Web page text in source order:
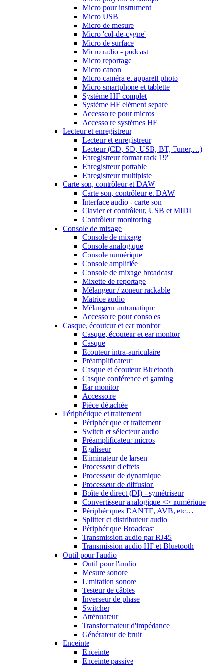
Micro pour instrument
Micro USB
Micro de mesure
Micro 'col-de-cygne'
Micro de surface
Micro radio - podcast
Micro reportage
Micro canon
Micro caméra et appareil photo
Micro smartphone et tablette
Système HF complet
Système HF élément séparé
Accessoire pour micros
Accessoire systèmes HF
Lecteur et enregistreur
Lecteur et enregistreur
Lecteur (CD, SD, USB, BT, Tuner,…)
Enregistreur format rack 19''
Enregistreur portable
Enregistreur multipiste
Carte son, contrôleur et DAW
Carte son, contrôleur et DAW
Interface audio - carte son
Clavier et contrôleur, USB et MIDI
Contrôleur monitoring
Console de mixage
Console de mixage
Console analogique
Console numérique
Console amplifiée
Console de mixage broadcast
Mixette de reportage
Mélangeur / zoneur rackable
Matrice audio
Mélangeur automatique
Accessoire pour consoles
Casque, écouteur et ear monitor
Casque, écouteur et ear monitor
Casque
Ecouteur intra-auriculaire
Préamplificateur
Casque et écouteur Bluetooth
Casque conférence et gaming
Ear monitor
Accessoire
Pièce détachée
Périphérique et traitement
Périphérique et traitement
Switch et sélecteur audio
Préamplificateur micros
Egaliseur
Eliminateur de larsen
Processeur d'effets
Processeur de dynamique
Processeur de diffusion
Boîte de direct (DI) - symétriseur
Convertisseur analogique <> numérique
Périphériques DANTE, AVB, etc…
Splitter et distributeur audio
Périphérique Broadcast
Transmission audio par RJ45
Transmission audio HF et Bluetooth
Outil pour l'audio
Outil pour l'audio
Mesure sonore
Limitation sonore
Testeur de câbles
Inverseur de phase
Switcher
Atténuateur
Transformateur d'impédance
Générateur de bruit
Enceinte
Enceinte
Enceinte passive